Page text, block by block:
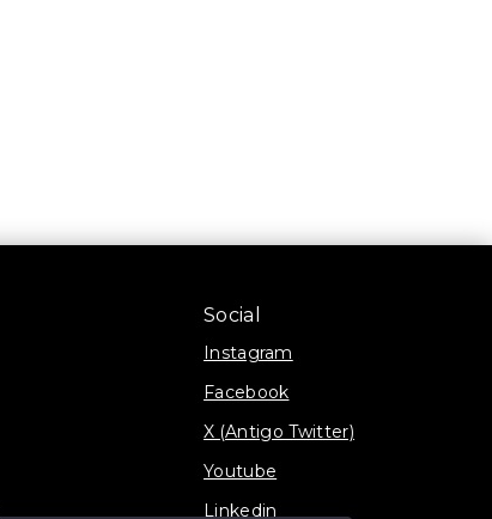
Social
Instagram
Facebook
X (Antigo Twitter)
Youtube
Linkedin